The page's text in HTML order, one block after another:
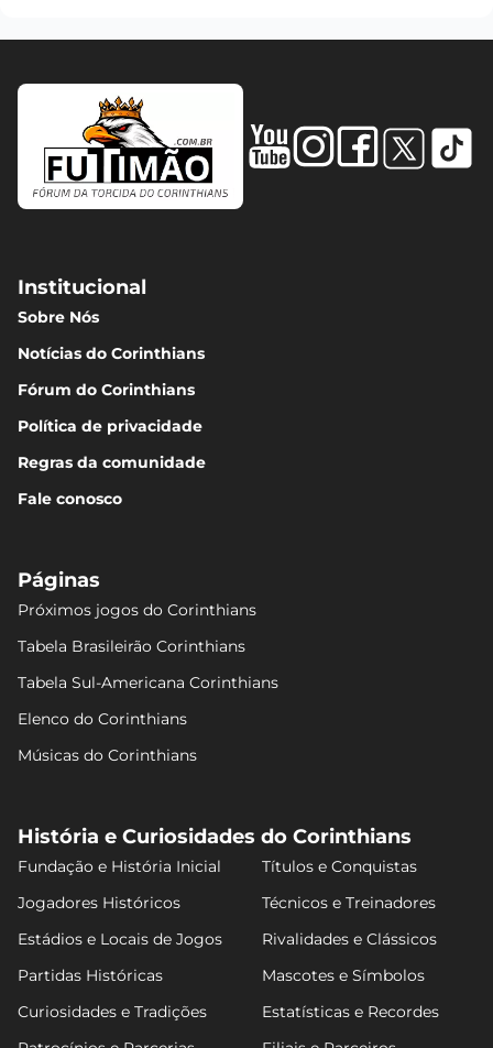
Institucional
Sobre Nós
Notícias do Corinthians
Fórum do Corinthians
Política de privacidade
Regras da comunidade
Fale conosco
Páginas
Próximos jogos do Corinthians
Tabela Brasileirão Corinthians
Tabela Sul-Americana Corinthians
Elenco do Corinthians
Músicas do Corinthians
História e Curiosidades do Corinthians
Fundação e História Inicial
Títulos e Conquistas
Jogadores Históricos
Técnicos e Treinadores
Estádios e Locais de Jogos
Rivalidades e Clássicos
Partidas Históricas
Mascotes e Símbolos
Curiosidades e Tradições
Estatísticas e Recordes